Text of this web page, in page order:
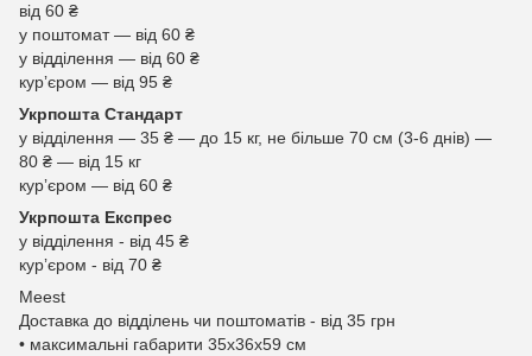
від 60 ₴
у поштомат — від 60 ₴
у відділення — від 60 ₴
курʼєром — від 95 ₴
Укрпошта Стандарт
у відділення — 35 ₴ — до 15 кг, не більше 70 см (3-6 днів) —
80 ₴ — від 15 кг
курʼєром — від 60 ₴
Укрпошта Експрес
у відділення - від 45 ₴
курʼєром - від 70 ₴
Meest
Доставка до відділень чи поштоматів - від 35 грн
• максимальні габарити 35x36x59 см